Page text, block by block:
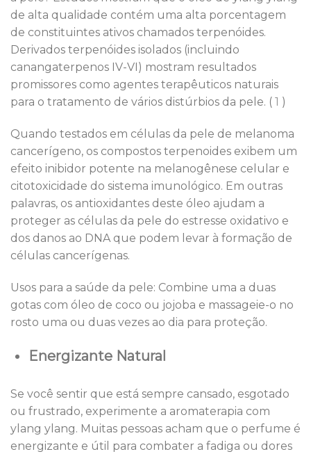
de alta qualidade contém uma alta porcentagem
de constituintes ativos chamados terpenóides.
Derivados terpenóides isolados (incluindo
canangaterpenos IV-VI) mostram resultados
promissores como agentes terapêuticos naturais
para o tratamento de vários distúrbios da pele. ( 1 )
Quando testados em células da pele de melanoma
cancerígeno, os compostos terpenoides exibem um
efeito inibidor potente na melanogênese celular e
citotoxicidade do sistema imunológico. Em outras
palavras, os antioxidantes deste óleo ajudam a
proteger as células da pele do estresse oxidativo e
dos danos ao DNA que podem levar à formação de
células cancerígenas.
Usos para a saúde da pele: Combine uma a duas
gotas com óleo de coco ou jojoba e massageie-o no
rosto uma ou duas vezes ao dia para proteção.
Energizante Natural
Se você sentir que está sempre cansado, esgotado
ou frustrado, experimente a aromaterapia com
ylang ylang. Muitas pessoas acham que o perfume é
energizante e útil para combater a fadiga ou dores